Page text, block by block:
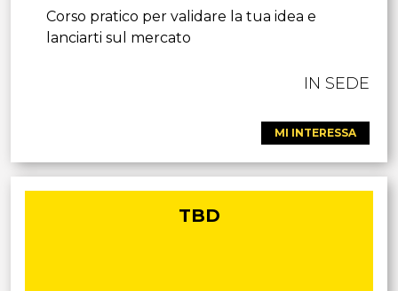
Corso pratico per validare la tua idea e
lanciarti sul mercato
IN SEDE
MI INTERESSA
TBD